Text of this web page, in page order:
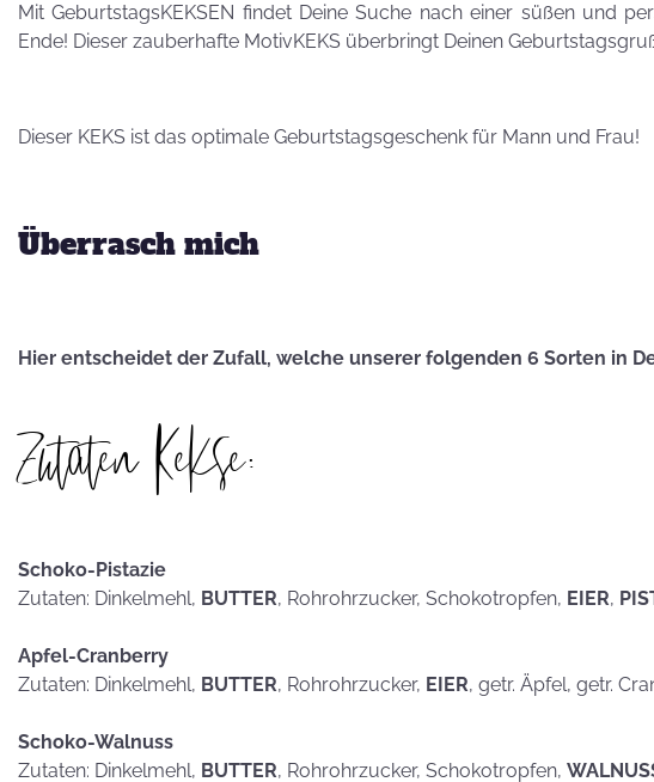
Leber wird's
Postkarten?
Mit GeburtstagsKEKSEN findet Deine Suche nach einer süßen und
Ende! Dieser zauberhafte MotivKEKS überbringt Deinen
Dieser KEKS ist das optimale Geburtstagsgeschenk für Mann und Frau!
Überrasch mich
Hier entscheidet der Zufall, welche unserer folgenden 6 Sorten in
Zutaten Kekse:
Schoko-Pistazie
Zutaten: Dinkelmehl, BUTTER, Rohrohrzucker, Schokotropfen, EIER,
Apfel-Cranberry
Zutaten: Dinkelmehl, BUTTER, Rohrohrzucker, EIER, getr. Äpfel, getr.
Schoko-Walnuss
Zutaten: Dinkelmehl, BUTTER, Rohrohrzucker, Schokotropfen,